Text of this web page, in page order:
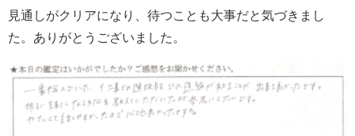
見通しがクリアになり、待つことも大事だと気づきまし
た。ありがとうございました。